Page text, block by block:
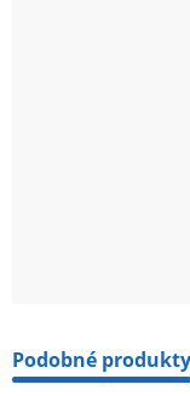
Podobné produkty